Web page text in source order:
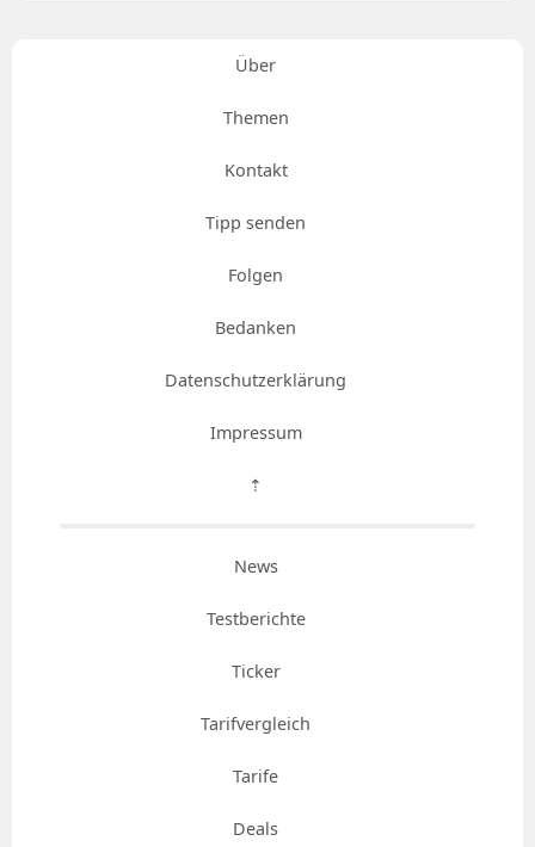
Über
Themen
Kontakt
Tipp senden
Folgen
Bedanken
Datenschutzerklärung
Impressum
⇡
News
Testberichte
Ticker
Tarifvergleich
Tarife
Deals